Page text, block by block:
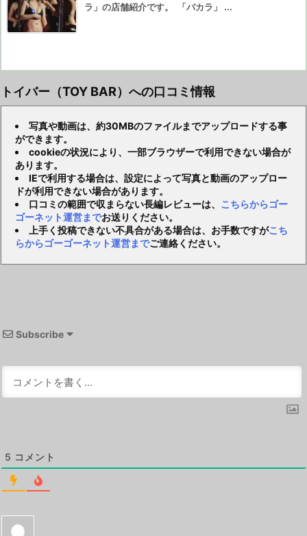
ラ」の店舗紹介です。 「バカラ」 ...
トイバー（TOY BAR）への口コミ情報
写真や動画は、約30MBのファイルまでアップロードする事
ができます。
cookieの状況により、一部ブラウザーで利用できない場合が
あります。
IEで利用する場合は、設定によって写真と動画のアップロー
ドが利用できない場合があります。
口コミの範囲で収まらない長編レビューは、 こちらからゴー
ゴーネット運営までお送りください。
上手く投稿できない不具合がある場合は、お手数ですがこち
らからゴーゴーネット運営までご連絡ください。
Subscribe
5 コメント